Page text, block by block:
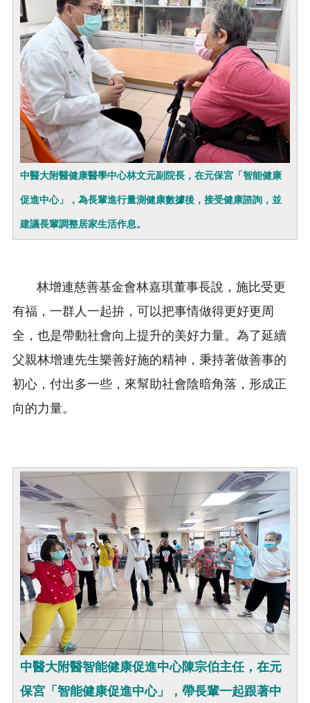
中醫大附醫健康醫學中心林文元副院長，在元保宮「智能健康
促進中心」，為長輩進行量測健康數據後，接受健康諮詢，並
建議長輩調整居家生活作息。
林增連慈善基金會林嘉琪董事長說，施比受更
有福，一群人一起拚，可以把事情做得更好更周
全，也是帶動社會向上提升的美好力量。為了延續
父親林增連先生樂善好施的精神，秉持著做善事的
初心，付出多一些，來幫助社會陰暗角落，形成正
向的力量。
中醫大附醫智能健康促進中心陳宗伯主任，在元
保宮「智能健康促進中心」，帶長輩一起跟著中